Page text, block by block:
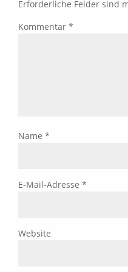
Erforderliche Felder sind
Kommentar *
Name *
E-Mail-Adresse *
Website